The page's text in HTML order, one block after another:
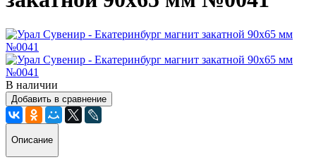
В наличии
Добавить в сравнение
Описание